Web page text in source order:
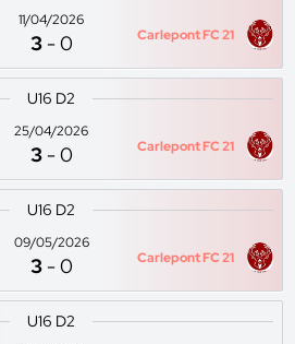
11/04/2026
3 -0 Carlepont FC 21
U16 D2
25/04/2026
3 -0 Carlepont FC 21
U16 D2
09/05/2026
3 -0 Carlepont FC 21
U16 D2